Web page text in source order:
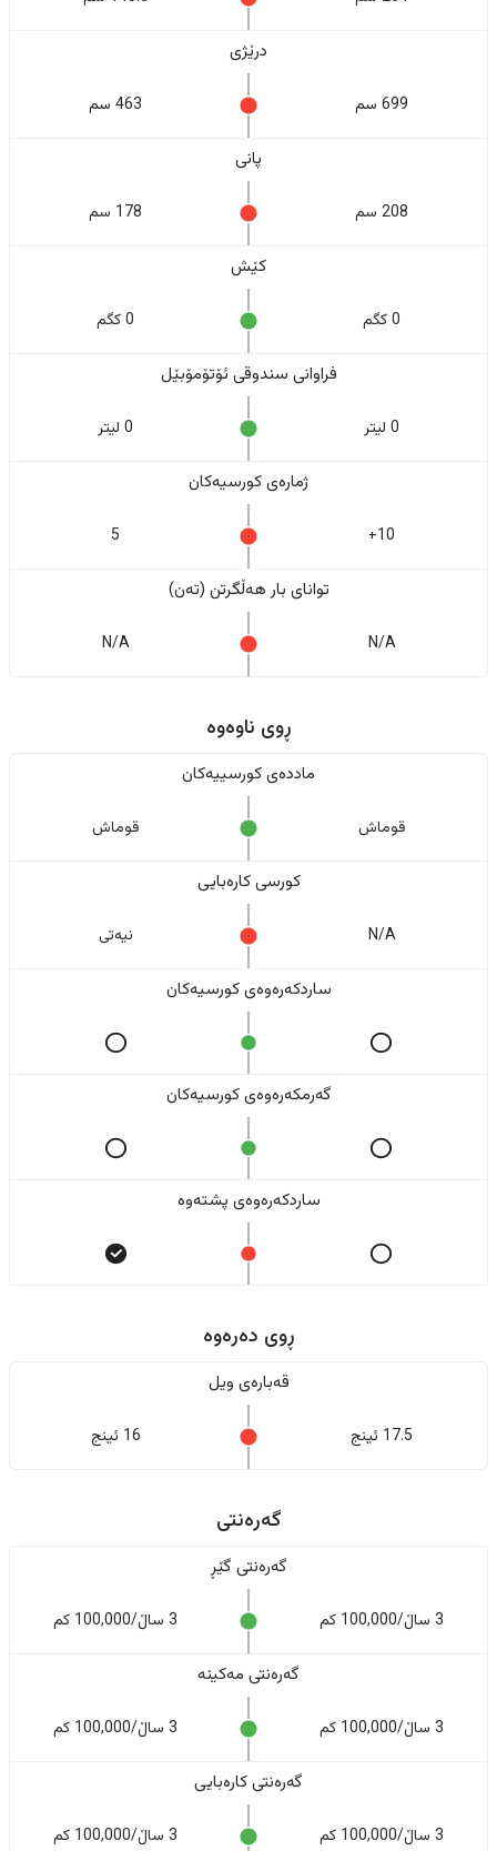
درێژی
699 سم 463 سم
پانی
208 سم 178 سم
کێش
0 کگم 0 کگم
فراوانی سندوقی ئۆتۆمۆبێل
0 لیتر 0 لیتر
ژمارەی کورسیەکان
10+
5
تواناى بار هەڵگرتن (تەن)
N/A
N/A
ڕوی ناوەوە
ماددەی کورسییەکان
قوماش قوماش
کورسی کارەبایی
N/A نیەتی
ساردکەرەوەی کورسیەکان
گەرمکەرەوەی کورسیەکان
ساردکەرەوەی پشتەوە
ڕوی دەرەوە
قەبارەی ویل
17.5 ئینج 16 ئینج
گەرەنتی
گەرەنتی گێڕ
3 ساڵ/100,000 کم 3 ساڵ/100,000 کم
گەرەنتی مەکینە
3 ساڵ/100,000 کم 3 ساڵ/100,000 کم
گەرەنتی کارەبایی
3 ساڵ/100,000 کم 3 ساڵ/100,000 کم